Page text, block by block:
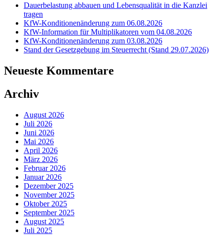
Dauerbelastung abbauen und Lebensqualität in die Kanzlei
tragen
KfW-Konditionenänderung zum 06.08.2026
KfW-Information für Multiplikatoren vom 04.08.2026
KfW-Konditionenänderung zum 03.08.2026
Stand der Gesetzgebung im Steuerrecht (Stand 29.07.2026)
Neueste Kommentare
Archiv
August 2026
Juli 2026
Juni 2026
Mai 2026
April 2026
März 2026
Februar 2026
Januar 2026
Dezember 2025
November 2025
Oktober 2025
September 2025
August 2025
Juli 2025